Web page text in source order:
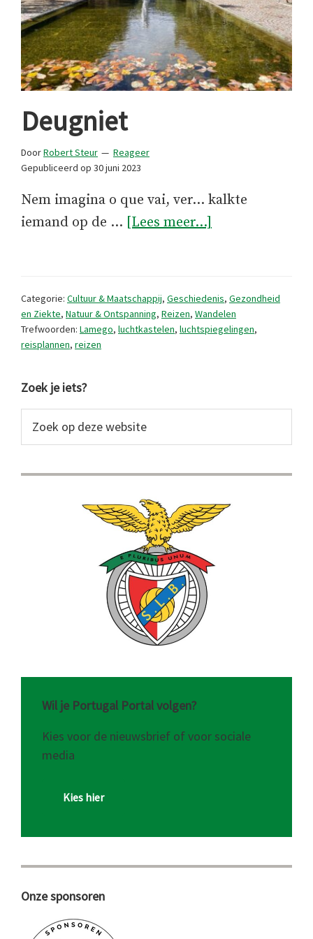
Deugniet
DoorRobert Steur
Reageer
Gepubliceerd op 30 juni 2023
Nem imagina o que vai, ver… kalkte
iemand op de … [Lees meer...]
Categorie: Cultuur & Maatschappij, Geschiedenis, Gezondheid
en Ziekte, Natuur & Ontspanning, Reizen, Wandelen
Trefwoorden: Lamego, luchtkastelen, luchtspiegelingen,
reisplannen, reizen
Primaire
Sidebar
Zoek je iets?
op
website
Wil je Portugal Portal volgen?
Kies voor de nieuwsbrief of voor sociale
media
Kies hier
Onze sponsoren